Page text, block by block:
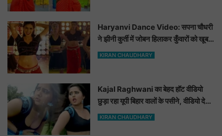
Haryanvi Dance Video: सपना चौधरी
ने झीनी कुर्ती में जोबन हिलाकर कुँवारों को खूब
ललचाया, यूट्यूब पर छाया Hot Dance
KIRAN CHAUDHARY
Kajal Raghwani का बेहद हॉट वीडियो
छुड़ा रहा यूपी बिहार वालों के पसीने, वीडियो देख
आप भी हो जाओगे बेकाबू
KIRAN CHAUDHARY